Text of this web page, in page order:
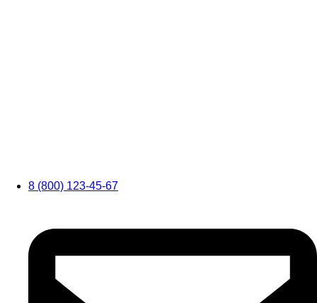
8 (800) 123-45-67